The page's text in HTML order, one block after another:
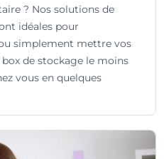
? Nos solutions de
idéales pour
simplement mettre vos
de stockage le moins
vous en quelques